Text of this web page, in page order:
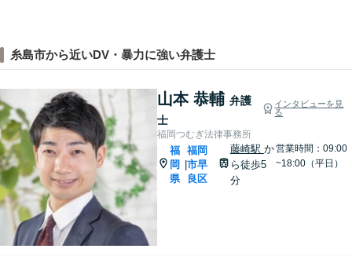
糸島市から近いDV・暴力に強い弁護士
山本 恭輔 弁護
士
インタビューを見
る
福岡つむぎ法律事務所
福
岡
県
|
福岡
市早
良区
藤崎駅 か
ら徒歩5
分
営業時間：09:00
~18:00（平日）